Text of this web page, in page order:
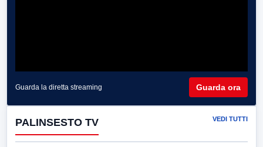
Guarda la diretta streaming Guarda ora
PALINSESTO TV VEDI TUTTI